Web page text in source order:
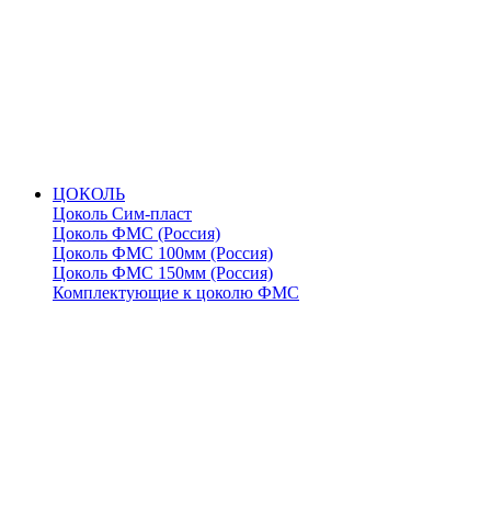
ЦОКОЛЬ
Цоколь Сим-пласт
Цоколь ФМС (Россия)
Цоколь ФМС 100мм (Россия)
Цоколь ФМС 150мм (Россия)
Комплектующие к цоколю ФМС